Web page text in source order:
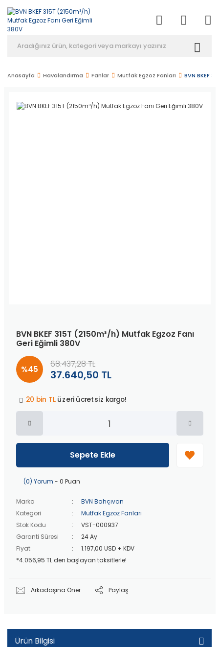
Anasayfa Havalandırma Fanlar Mutfak Egzoz Fanları BVN BKEF
BVN BKEF 315T (2150m³/h) Mutfak Egzoz Fanı
Geri Eğimli 380V
%45 37.640,50 TL
68.437,28 TL
20 bin TLüzeri ücretsiz kargo!
40 bin TL
Peşin fiyatına
üzeri ücretsiz kargo!
üzeri ücretsiz kargo!
40 bin TLüzeri özel teklif!
Sepete Ekle
(0) Yorum - 0 Puan
Marka
BVN Bahçıvan
Kategori
Mutfak Egzoz Fanları
Stok Kodu
VST-000937
Garanti Süresi
24 Ay
Fiyat
1.197,00 USD + KDV
*4.056,95 TL den başlayan taksitlerle!
Arkadaşına Öner Paylaş
Ürün Bilgisi